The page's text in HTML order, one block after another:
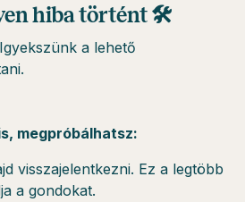
hiba történt 🛠
a lehető
megpróbálhatsz:
visszajelentkezni. Ez a legtöbb
a gondokat.